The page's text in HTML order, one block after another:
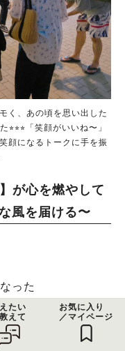
く、あの頃を思い出した
「笑顔がいいね〜」
顔になるトークに手を振
が心を燃やして
風を届ける〜
った
ん
たい
えて
お気に入り
／マイページ